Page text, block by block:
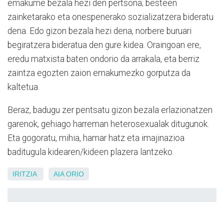
emakume bezala hezi den pertsona; besteen
zainketarako eta onespenerako sozializatzera bideratu
dena. Edo gizon bezala hezi dena, norbere buruari
begiratzera bideratua den gure kidea. Oraingoan ere,
eredu matxista baten ondorio da arrakala, eta berriz
zaintza egozten zaion emakumezko gorputza da
kaltetua.
Beraz, badugu zer pentsatu gizon bezala erlazionatzen
garenok, gehiago harreman heterosexualak ditugunok.
Eta gogoratu, mihia, hamar hatz eta imajinazioa
baditugula kidearen/kideen plazera lantzeko.
IRITZIA AIA ORIO